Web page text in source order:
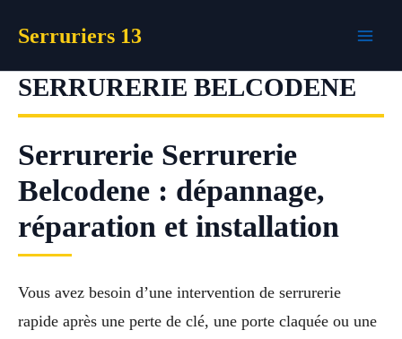
Serruriers 13
SERRURERIE BELCODENE
Serrurerie Serrurerie
Belcodene : dépannage,
réparation et installation
Vous avez besoin d’une intervention de serrurerie
rapide après une perte de clé, une porte claquée ou une